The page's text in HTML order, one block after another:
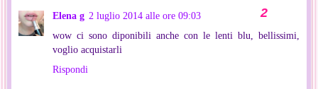
Elena g 2 luglio 2014 alle ore 09:03
wow ci sono diponibili anche con le lenti blu, bellissimi,
voglio acquistarli
Rispondi